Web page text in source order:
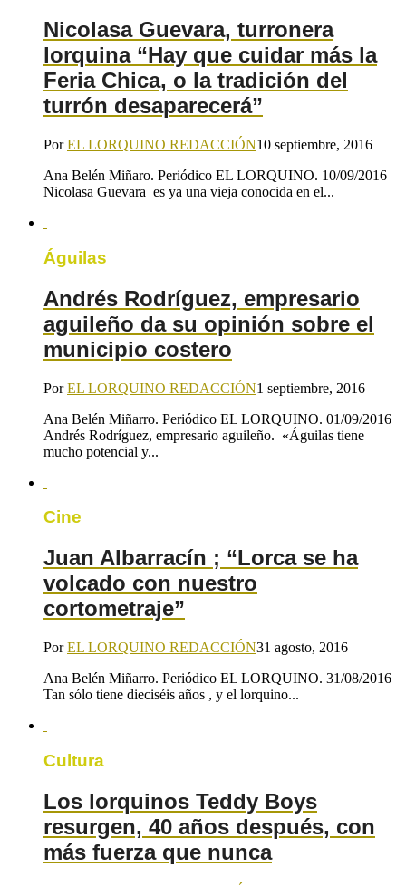
Nicolasa Guevara, turronera
lorquina “Hay que cuidar más la
Feria Chica, o la tradición del
turrón desaparecerá”
PorEL LORQUINO REDACCIÓN10 septiembre, 2016
Ana Belén Miñaro. Periódico EL LORQUINO. 10/09/2016
Nicolasa Guevara es ya una vieja conocida en el...
Águilas
Andrés Rodríguez, empresario
aguileño da su opinión sobre el
municipio costero
PorEL LORQUINO REDACCIÓN1 septiembre, 2016
Ana Belén Miñarro. Periódico EL LORQUINO. 01/09/2016
Andrés Rodríguez, empresario aguileño. «Águilas tiene
mucho potencial y...
Cine
Juan Albarracín ; “Lorca se ha
volcado con nuestro
cortometraje”
PorEL LORQUINO REDACCIÓN31 agosto, 2016
Ana Belén Miñarro. Periódico EL LORQUINO. 31/08/2016
Tan sólo tiene dieciséis años , y el lorquino...
Cultura
Los lorquinos Teddy Boys
resurgen, 40 años después, con
más fuerza que nunca